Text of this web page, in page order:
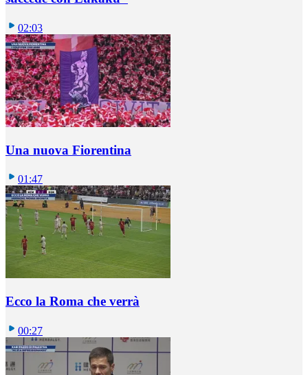
02:03
Una nuova Fiorentina
01:47
Ecco la Roma che verrà
00:27